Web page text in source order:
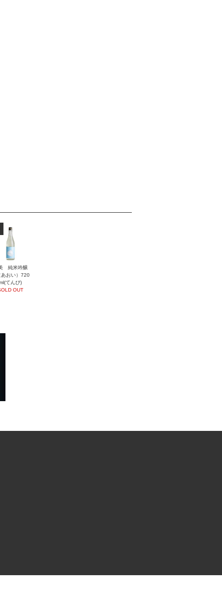
純米吟醸
あおい）720
てんび)
OUT